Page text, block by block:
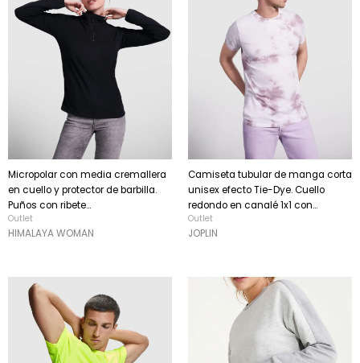
Micropolar con media cremallera
en cuello y protector de barbilla.
Puños con ribete...
Outlet
HIMALAYA WOMAN
Camiseta tubular de manga corta
unisex efecto Tie-Dye. Cuello
redondo en canalé 1x1 con...
Outlet
JOPLIN